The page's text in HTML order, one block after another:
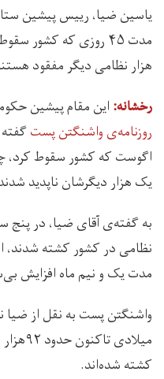
یاسین ضیا، رییس پیشین
هزار نظامی دیگر مفقود
رخشانه:‌ این مقام پیشین
روزنامه‌ی واشنگتن پست
اگوست که کشور سقوط کرد،
یک هزار دیگرشان ناپدید
مدت یک و نیم ماه افزایش
کشته شده‌اند.